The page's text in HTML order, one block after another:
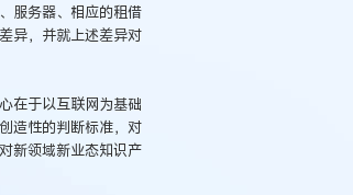
服务器、相应的租借
异，并就上述差异对
在于以互联网为基础
造性的判断标准，对
新领域新业态知识产